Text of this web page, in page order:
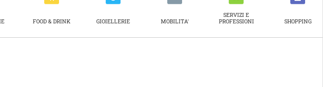
FOOD & DRINK GIOIELLERIE MOBILITA'
SERVIZI E
PROFESSIONI
SHOPPING